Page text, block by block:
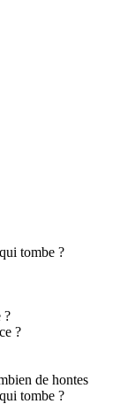
tombe ?
?
?
de hontes
tombe ?